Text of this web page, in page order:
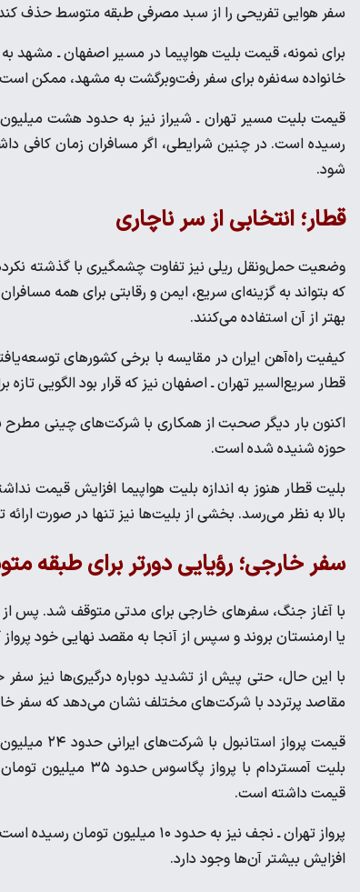
سفر هوایی تفریحی را از سبد مصرفی طبقه متوسط حذف
خانواده سه‌نفره برای سفر رفت‌وبرگشت به مشهد، ممکن است فقط بابت بلیت
رسیده است. در چنین شرایطی، اگر مسافران زمان کافی
شود.
قطار؛ انتخابی از سر ناچاری
وضعیت حمل‌ونقل ریلی نیز تفاوت چشمگیری با گذشته
که بتواند به گزینه‌ای سریع، ایمن و رقابتی برای همه
بهتر از آن استفاده می‌کنند.
کیفیت راه‌آهن ایران در مقایسه با برخی کشورهای
قطار سریع‌السیر تهران ـ اصفهان نیز که قرار بود الگویی تازه برای حمل‌ونقل
اکنون بار دیگر صحبت از همکاری با شرکت‌های چینی مطرح
حوزه شنیده شده است.
بلیت قطار هنوز به اندازه بلیت هواپیما افزایش قیمت
بالا به نظر می‌رسد. بخشی از بلیت‌ها نیز تنها در صورت
سفر خارجی؛ رؤیایی دورتر برای طبقه
با آغاز جنگ، سفرهای خارجی برای مدتی متوقف شد. پس از
یا ارمنستان بروند و سپس از آنجا به مقصد نهایی خود پرواز
با این حال، حتی پیش از تشدید دوباره درگیری‌ها نیز
مقاصد پرتردد با شرکت‌های مختلف نشان می‌دهد که سفر
قیمت داشته است.
پرواز تهران ـ نجف نیز به حدود
افزایش بیشتر آن‌ها وجود دارد.